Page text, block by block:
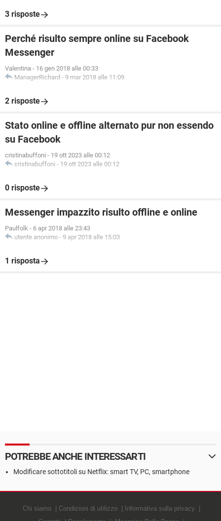
3 risposte
Perché risulto sempre online su Facebook
Messenger
Valentina - 16 gen 2018 alle 00:33
ManagerRichard - 9 mar 2018 alle 11:09
2 risposte
Stato online e offline alternato pur non essendo
su Facebook
cristinabuffoni - 19 ott 2023 alle 00:12
cristinabuffoni - 19 ott 2023 alle 00:12
0 risposte
Messenger impazzito risulto offline e online
Paulfolk - 6 apr 2018 alle 23:43
utente anonimo - 9 apr 2018 alle 15:03
1 risposta
POTREBBE ANCHE INTERESSARTI
Modificare sottotitoli su Netflix: smart TV, PC, smartphone
Chi siamo Condizioni di utilizzo
Informativa sulla privacy